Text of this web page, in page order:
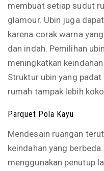
membuat setiap sudut
glamour. Ubin juga
karena corak warna
dan indah. Pemilihan
meningkatkan
Struktur ubin yang
rumah tampak lebih
Parquet Pola Kayu
Mendesain ruangan
keindahan yang
menggunakan penutup